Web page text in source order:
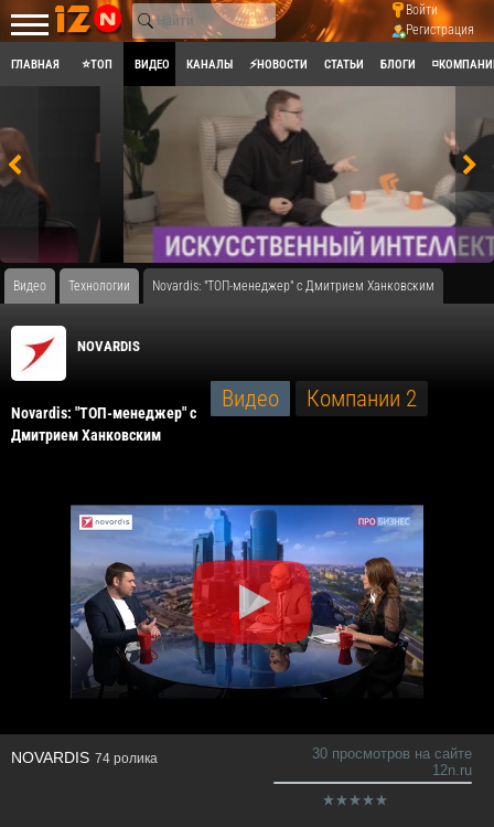
Войти
Регистрация
ГЛАВНАЯ ⭐ТОП ВИДЕО КАНАЛЫ ⚡НОВОСТИ СТАТЬИ БЛОГИ
Видео Технологии Novardis: "ТОП-менеджер" с Дмитрием Ханковским
NOVARDIS
Видео Компании 2
Novardis: "ТОП-менеджер" с
Дмитрием Ханковским
NOVARDIS 74 ролика
30 просмотров на сайте
12n.ru